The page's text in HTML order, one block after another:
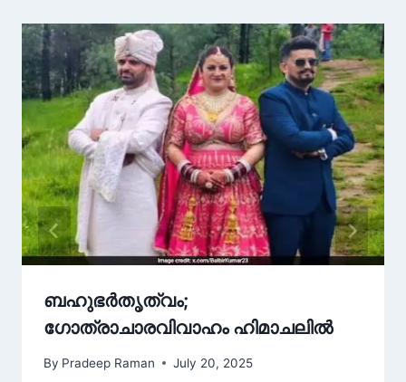
ബഹുഭർതൃത്വം;
ഗോത്രാചാരവിവാഹം ഹിമാചലിൽ
By Pradeep Raman July 20, 2025